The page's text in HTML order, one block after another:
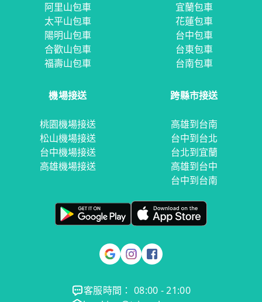
阿里山包車
太平山包車
陽明山包車
合歡山包車
福壽山包車
宜蘭包車
花蓮包車
台中包車
台東包車
台南包車
機場接送
桃園機場接送
松山機場接送
台中機場接送
高雄機場接送
跨縣市接送
高雄到台南
台中到台北
台北到宜蘭
高雄到台中
台中到台南
客服時間： 08:00 - 21:00